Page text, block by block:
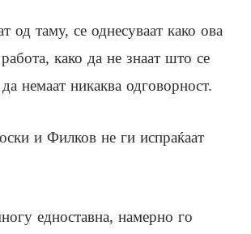
од таму, се однесуваат како ова
како да не знаат што се
немаат никаква одговорност.
и Филков не ги испраќаат
едноставна, намерно го